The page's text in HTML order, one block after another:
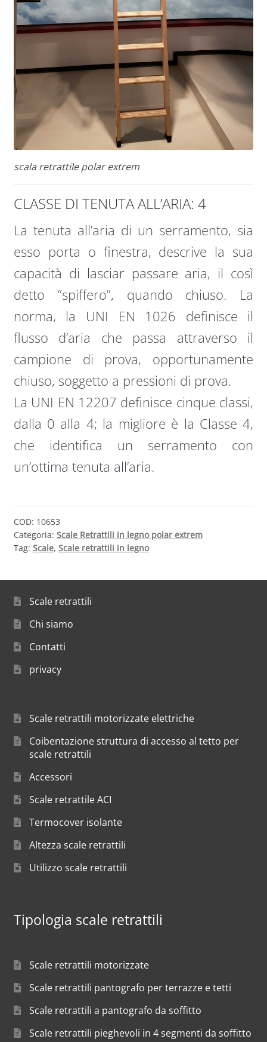
scala retrattile polar extrem
CLASSE DI TENUTA ALL’ARIA: 4
La tenuta all’aria di un serramento, sia
esso porta o finestra, descrive la sua
capacità di lasciar passare aria, il così
detto ”spiffero”, quando chiuso. La
norma, la UNI EN 1026 definisce il
flusso d’aria che passa attraverso il
campione di prova, opportunamente
chiuso, soggetto a pressioni di prova.
La UNI EN 12207 definisce cinque classi,
dalla 0 alla 4; la migliore è la Classe 4,
che identifica un serramento con
un’ottima tenuta all’aria.
COD: 10653
Categoria: Scale Retrattili in legno polar extrem
Tag: Scale, Scale retrattili in legno
Scale retrattili
Chi siamo
Contatti
privacy
Scale retrattili motorizzate elettriche
Coibentazione struttura di accesso al tetto per
scale retrattili
Accessori
Scale retrattile ACI
Termocover isolante
Altezza scale retrattili
Utilizzo scale retrattili
Tipologia scale retrattili
Scale retrattili motorizzate
Scale retrattili pantografo per terrazze e tetti
Scale retrattili a pantografo da soffitto
Scale retrattili pieghevoli in 4 segmenti da soffitto